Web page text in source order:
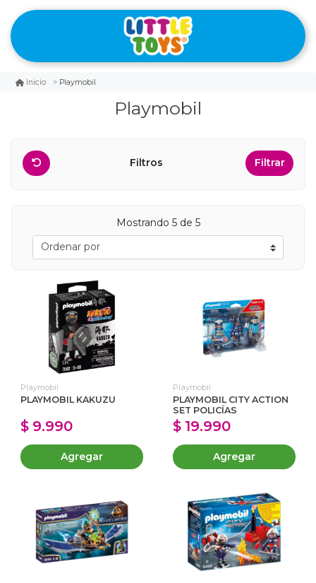
Inicio Playmobil
Playmobil
Filtros Filtrar
Mostrando 5 de 5
Playmobil
PLAYMOBIL KAKUZU
$ 9.990
Agregar
Playmobil
PLAYMOBIL CITY ACTION
SET POLICÍAS
$ 19.990
Agregar